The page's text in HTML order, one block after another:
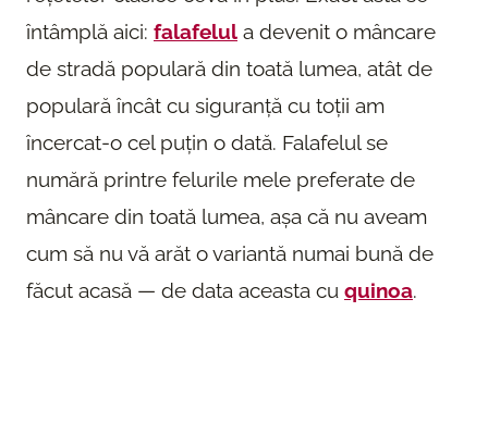
întâmplă aici: falafelul a devenit o mâncare
de stradă populară din toată lumea, atât de
populară încât cu siguranță cu toții am
încercat-o cel puțin o dată. Falafelul se
numără printre felurile mele preferate de
mâncare din toată lumea, așa că nu aveam
cum să nu vă arăt o variantă numai bună de
făcut acasă — de data aceasta cu quinoa.